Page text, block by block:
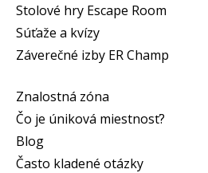
Stolové hry Escape Room
Súťaže a kvízy
Záverečné izby ER Champ
Znalostná zóna
Čo je úniková miestnosť?
Blog
Často kladené otázky